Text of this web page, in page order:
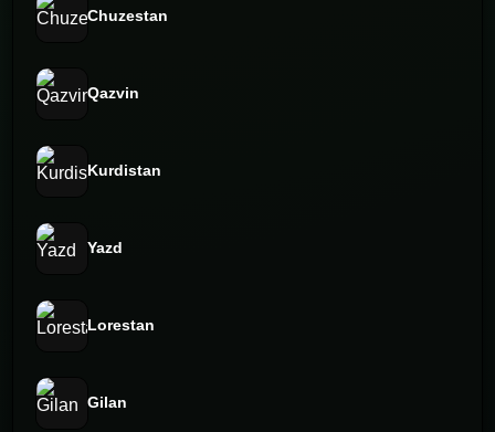
Chuzestan
Qazvin
Kurdistan
Yazd
Lorestan
Gilan